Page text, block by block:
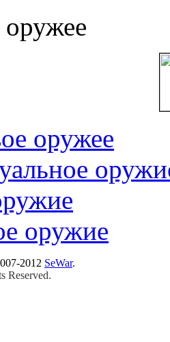
оружее
оружее
оружие
2012 SeWar.
Reserved.